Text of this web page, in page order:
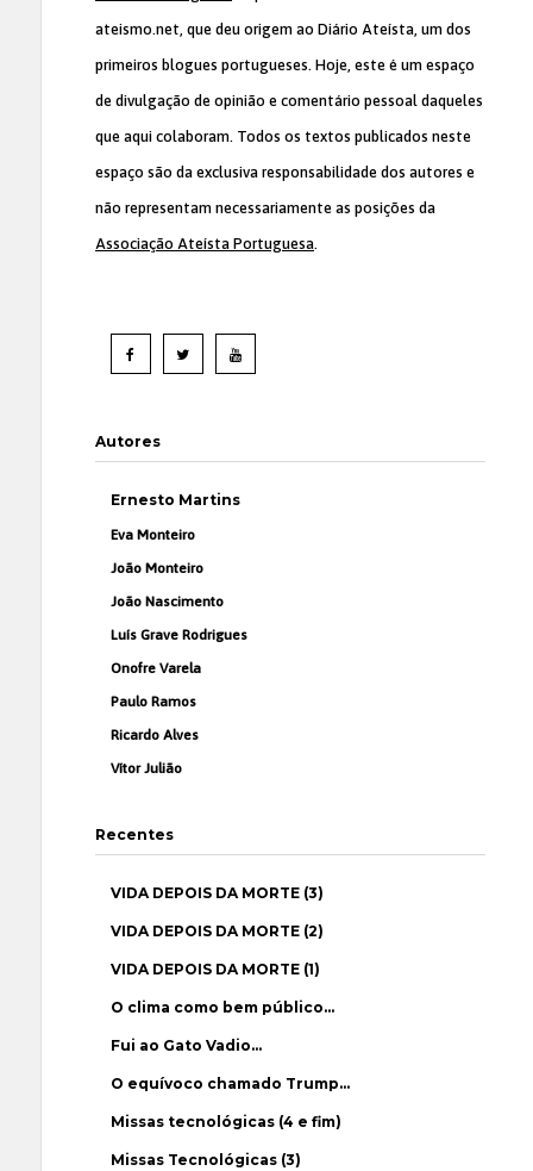
ateismo.net, que deu origem ao Diário Ateísta, um dos
primeiros blogues portugueses. Hoje, este é um espaço
de divulgação de opinião e comentário pessoal daqueles
que aqui colaboram. Todos os textos publicados neste
espaço são da exclusiva responsabilidade dos autores e
não representam necessariamente as posições da
Associação Ateísta Portuguesa.
Autores
Ernesto Martins
Eva Monteiro
João Monteiro
João Nascimento
Luís Grave Rodrigues
Onofre Varela
Paulo Ramos
Ricardo Alves
Vítor Julião
Recentes
VIDA DEPOIS DA MORTE (3)
VIDA DEPOIS DA MORTE (2)
VIDA DEPOIS DA MORTE (1)
O clima como bem público…
Fui ao Gato Vadio…
O equívoco chamado Trump…
Missas tecnológicas (4 e fim)
Missas Tecnológicas (3)